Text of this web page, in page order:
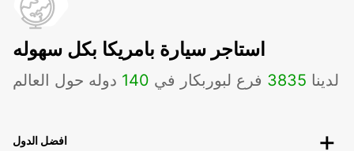
استاجر سيارة بامريكا بكل سهوله
لدينا 3835 فرع لبوربكار في 140 دوله حول العالم
افضل الدول